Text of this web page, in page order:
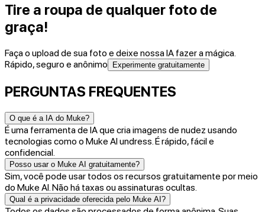
Tire a roupa de qualquer foto de
graça!
Faça o upload de sua foto e deixe nossa IA fazer a mágica.
Rápido, seguro e anônimo
Experimente gratuitamente
PERGUNTAS FREQUENTES
O que é a IA do Muke?
É uma ferramenta de IA que cria imagens de nudez usando
tecnologias como o Muke AI undress. É rápido, fácil e
confidencial.
Posso usar o Muke AI gratuitamente?
Sim, você pode usar todos os recursos gratuitamente por meio
do Muke AI. Não há taxas ou assinaturas ocultas.
Qual é a privacidade oferecida pelo Muke AI?